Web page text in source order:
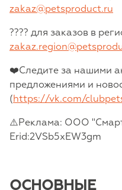
zakaz@petsproduct.ru
???? для заказов в
❤️Следите за нашими
предложениями и
(https://vk.com/
⚠️Реклама: ООО
Erid:2VSb5xEW3gm
ОСНОВНЫЕ